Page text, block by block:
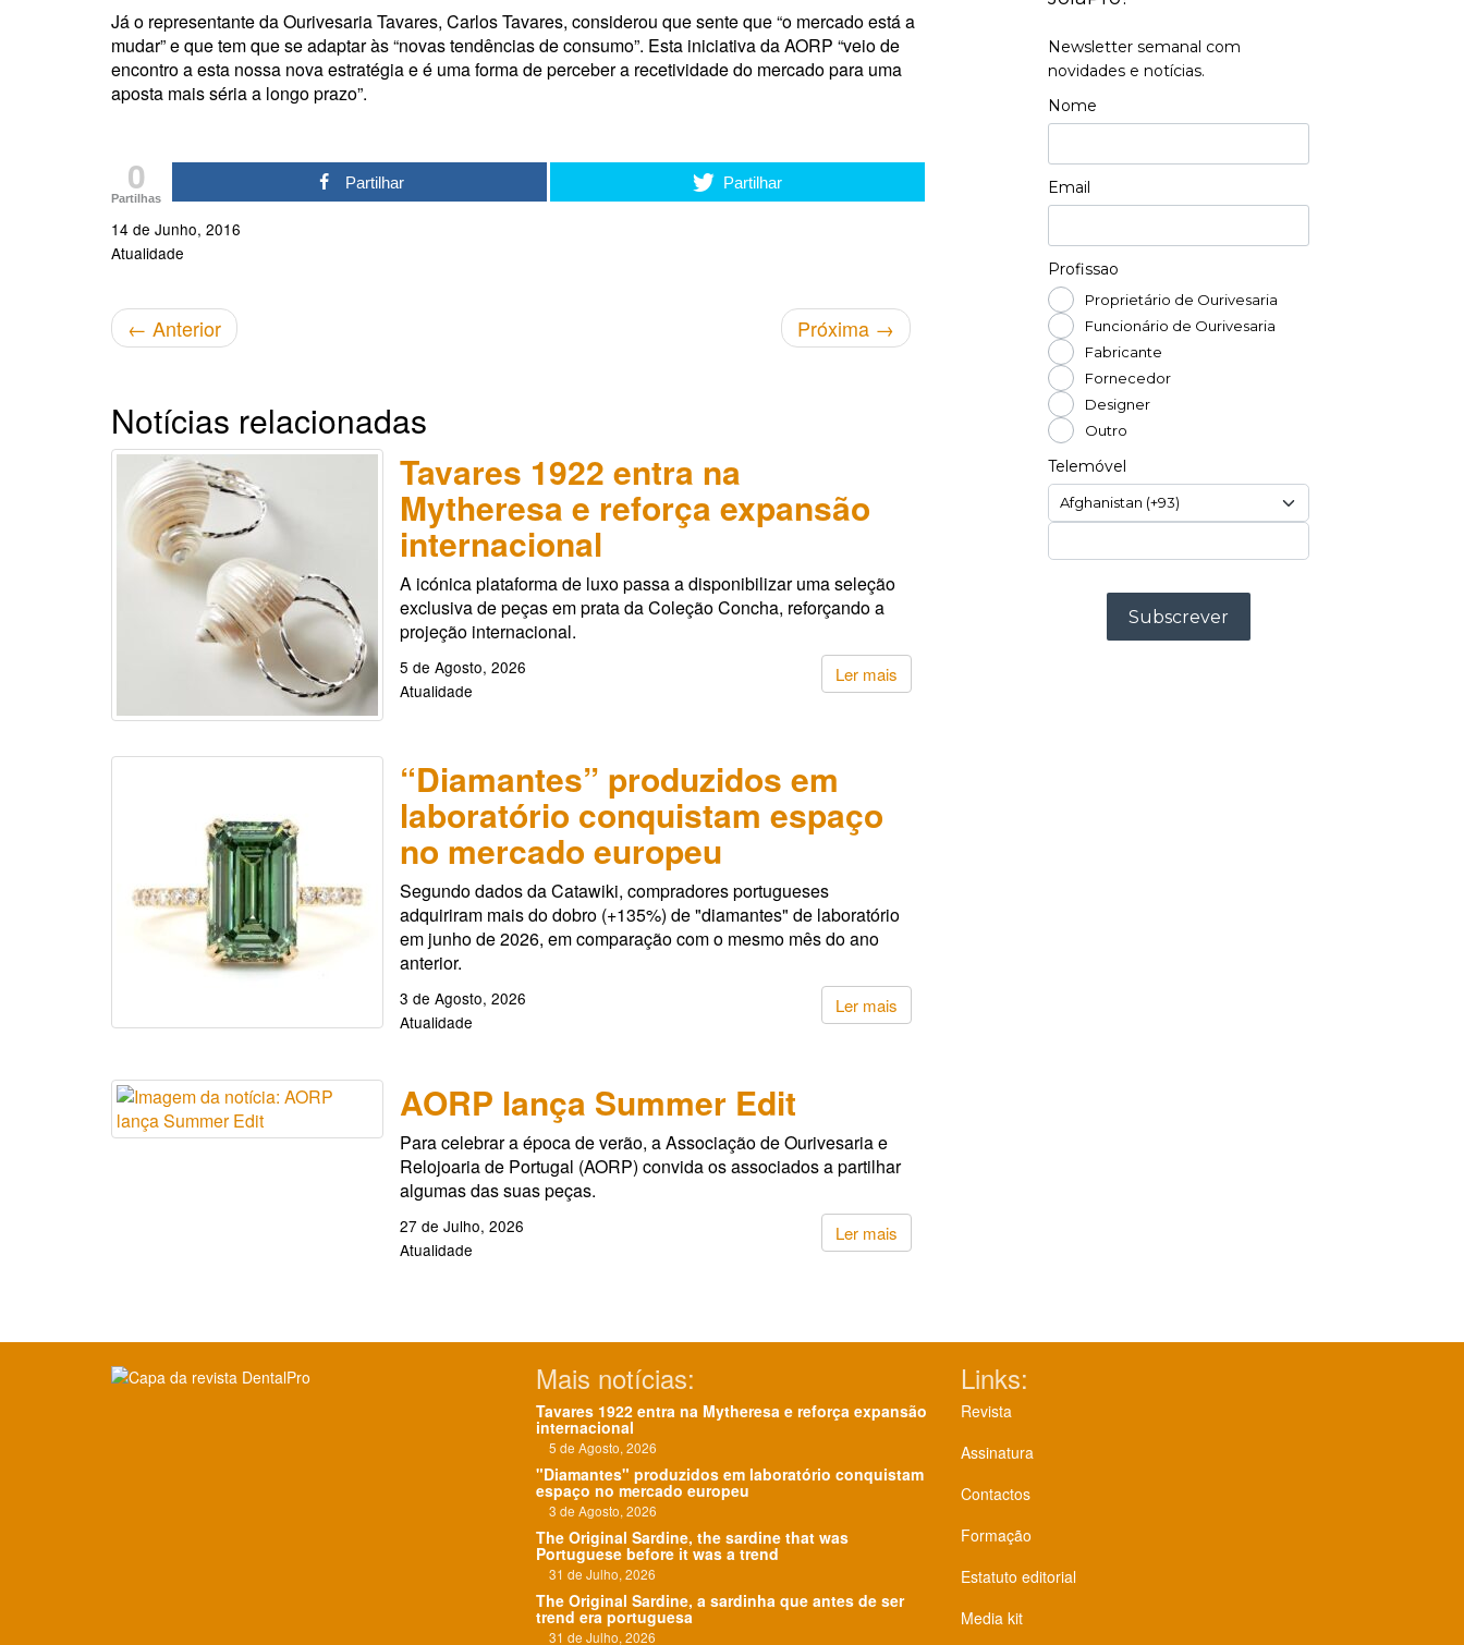
Já o representante da Ourivesaria Tavares, Carlos Tavares, considerou que sente que “o mercado está a
mudar” e que tem que se adaptar às “novas tendências de consumo”. Esta iniciativa da AORP “veio de
encontro a esta nossa nova estratégia e é uma forma de perceber a recetividade do mercado para uma
aposta mais séria a longo prazo”.
0
Partilhas
Partilhar Partilhar
14 de Junho, 2016
Atualidade
← Anterior Próxima →
Notícias relacionadas
Tavares 1922 entra na
Mytheresa e reforça expansão
internacional
A icónica plataforma de luxo passa a disponibilizar uma seleção
exclusiva de peças em prata da Coleção Concha, reforçando a
projeção internacional.
Ler mais
5 de Agosto, 2026
Atualidade
“Diamantes” produzidos em
laboratório conquistam espaço
no mercado europeu
Segundo dados da Catawiki, compradores portugueses
adquiriram mais do dobro (+135%) de "diamantes" de laboratório
em junho de 2026, em comparação com o mesmo mês do ano
anterior.
Ler mais
3 de Agosto, 2026
Atualidade
AORP lança Summer Edit
Para celebrar a época de verão, a Associação de Ourivesaria e
Relojoaria de Portugal (AORP) convida os associados a partilhar
algumas das suas peças.
Ler mais
27 de Julho, 2026
Atualidade
Mais notícias:
Tavares 1922 entra na Mytheresa e reforça expansão
internacional
5 de Agosto, 2026
"Diamantes" produzidos em laboratório conquistam
espaço no mercado europeu
3 de Agosto, 2026
The Original Sardine, the sardine that was
Portuguese before it was a trend
31 de Julho, 2026
The Original Sardine, a sardinha que antes de ser
trend era portuguesa
31 de Julho, 2026
Links:
Revista
Assinatura
Contactos
Formação
Estatuto editorial
Media kit